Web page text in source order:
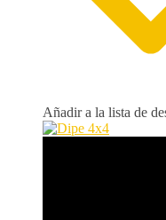
Añadir a la lista de